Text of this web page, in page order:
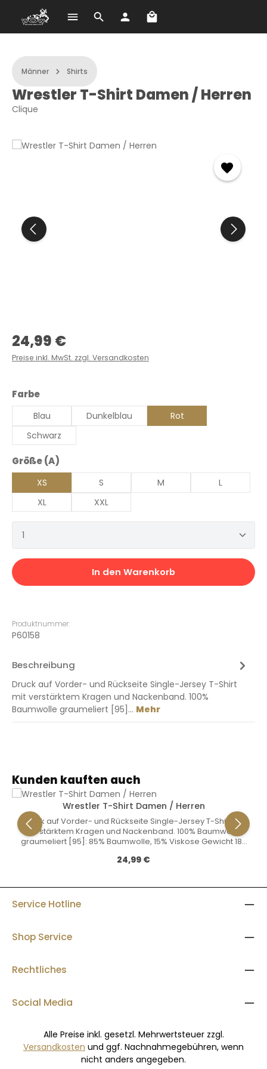
Zum Hauptinhalt springen Warenkorb enthält 0
Männer Shirts
Wrestler T-Shirt Damen / Herren
Clique
Regulärer Preis:
24,99 €
Preise inkl. MwSt. zzgl. Versandkosten
Farbeauswählen
Blau Dunkelblau
Rot
Schwarz
Größe (A)
XS S M
L
XL
XXL
Produkt Anzahl: Gib den gewünschten Wert
In den Warenkorb
Produktnummer:
P60158
Beschreibung
Druck auf Vorder- und Rückseite Single-Jersey T-Shirt
mit verstärktem Kragen und Nackenband. 100%
Baumwolle graumeliert [95]… Mehr
Produktgalerie überspringen
Kunden kauften auch
Wrestler T-Shirt Damen / Herren
Druck auf Vorder- und Rückseite Single-Jersey T-Shirt mit
verstärktem Kragen und Nackenband. 100% Baumwolle
graumeliert [95]: 85% Baumwolle, 15% Viskose Gewicht 180
Regulärer Preis:
24,99 €
Service Hotline
Shop Service
Rechtliches
Social Media
Alle Preise inkl. gesetzl. Mehrwertsteuer zzgl.
Versandkosten und ggf. Nachnahmegebühren, wenn
nicht anders angegeben.